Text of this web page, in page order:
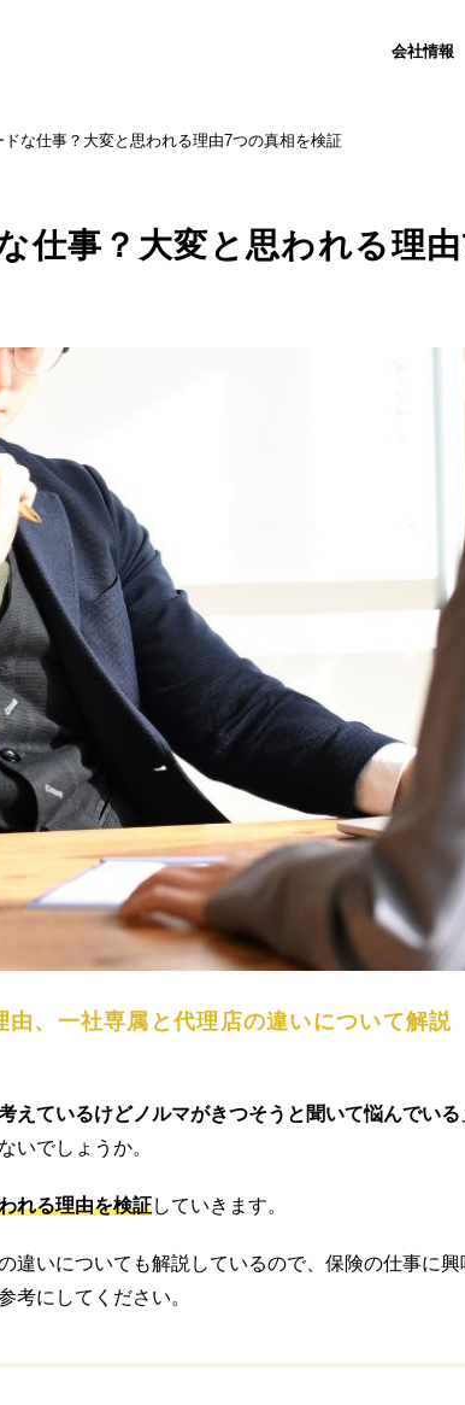
会社情報
な仕事？大変と思われる理由7つの真相を検証
仕事？大変と思われる理
、一社専属と代理店の違いについて解説
えているけどノルマがきつそうと聞いて悩んでいる
いでしょうか。
れる理由を検証していきます。
違いについても解説しているので、保険の仕事に
考にしてください。